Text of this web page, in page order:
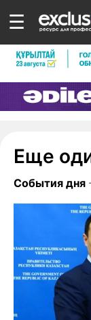
☰
Еще
События дня